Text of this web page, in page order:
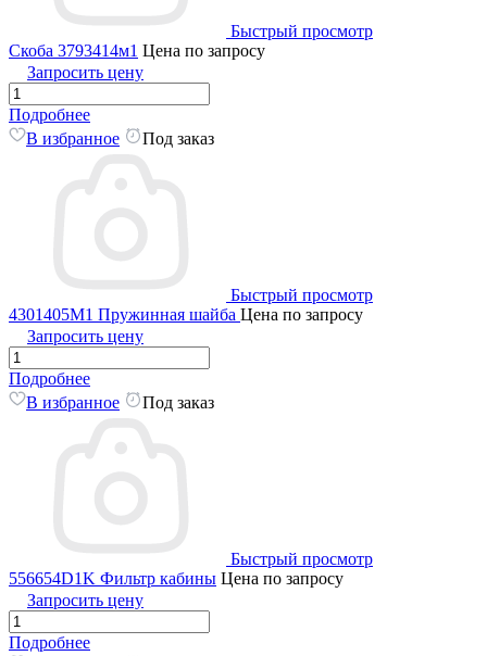
Быстрый просмотр
Скоба 3793414м1 Цена по запросу
Запросить цену
Подробнее
В избранное
Под заказ
Быстрый просмотр
4301405M1 Пружинная шайба Цена по запросу
Запросить цену
Подробнее
В избранное
Под заказ
Быстрый просмотр
556654D1K Фильтр кабины Цена по запросу
Запросить цену
Подробнее